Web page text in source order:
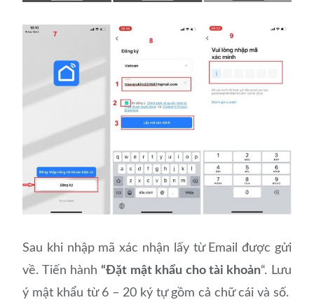
Sau khi nhập mã xác nhận lấy từ Email được gửi
về. Tiến hành“Đặt mật khẩu cho tài khoản“. Lưu
ý mật khẩu từ 6 – 20 ký tự gồm cả chữ cái và số.